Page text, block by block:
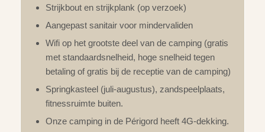
Strijkbout en strijkplank (op verzoek)
Aangepast sanitair voor mindervaliden
Wifi op het grootste deel van de camping (gratis
met standaardsnelheid, hoge snelheid tegen
betaling of gratis bij de receptie van de camping)
Springkasteel (juli-augustus), zandspeelplaats,
fitnessruimte buiten.
Onze camping in de Périgord heeft 4G-dekking.